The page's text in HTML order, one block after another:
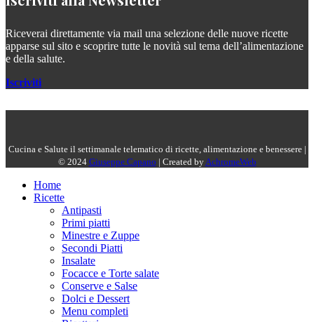
Riceverai direttamente via mail una selezione delle nuove ricette
apparse sul sito e scoprire tutte le novità sul tema dell’alimentazione
e della salute.
Iscriviti
Cucina e Salute il settimanale telematico di ricette, alimentazione e benessere |
© 2024 Giuseppe Capano | Created byAchromeWeb
Home
Ricette
Antipasti
Primi piatti
Minestre e Zuppe
Secondi Piatti
Insalate
Focacce e Torte salate
Conserve e Salse
Dolci e Dessert
Menu completi